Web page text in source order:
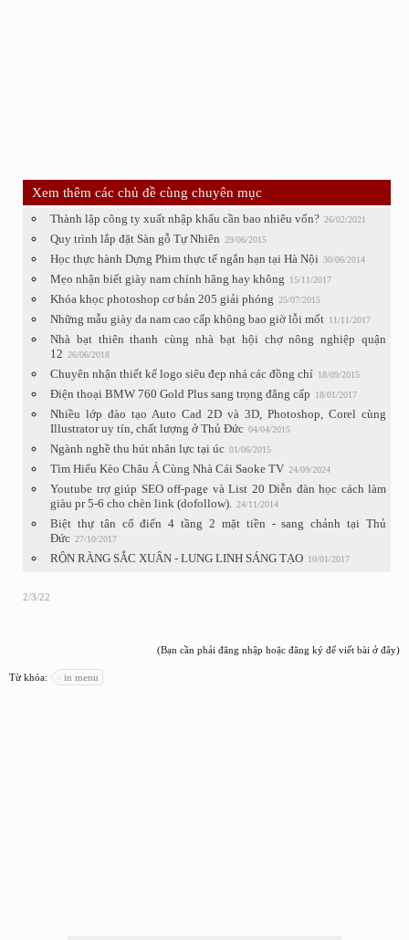
Xem thêm các chủ đề cùng chuyên mục
Thành lập công ty xuất nhập khẩu cần bao nhiêu vốn? 26/02/2021
Quy trình lắp đặt Sàn gỗ Tự Nhiên 29/06/2015
Học thực hành Dựng Phim thực tế ngắn hạn tại Hà Nội 30/06/2014
Mẹo nhận biết giày nam chính hãng hay không 15/11/2017
Khóa khọc photoshop cơ bản 205 giải phóng 25/07/2015
Những mẫu giày da nam cao cấp không bao giờ lỗi mốt 11/11/2017
Nhà bạt thiên thanh cùng nhà bạt hội chợ nông nghiệp quận
12 26/06/2018
Chuyên nhận thiết kế logo siêu đẹp nhá các đồng chí 18/09/2015
Điện thoại BMW 760 Gold Plus sang trọng đẳng cấp 18/01/2017
Nhiều lớp đào tạo Auto Cad 2D và 3D, Photoshop, Corel cùng
Illustrator uy tín, chất lượng ở Thủ Đức 04/04/2015
Ngành nghề thu hút nhân lực tại úc 01/06/2015
Tìm Hiểu Kèo Châu Á Cùng Nhà Cái Saoke TV 24/09/2024
Youtube trợ giúp SEO off-page và List 20 Diễn đàn học cách làm
giàu pr 5-6 cho chèn link (dofollow).
24/11/2014
Biệt thự tân cổ điển 4 tầng 2 mặt tiền - sang chảnh tại Thủ
Đức 27/10/2017
RỘN RÀNG SẮC XUÂN - LUNG LINH SÁNG TẠO 10/01/2017
2/3/22
(Bạn cần phải đăng nhập hoặc đăng ký để viết bài ở đây)
Từ khóa: in menu